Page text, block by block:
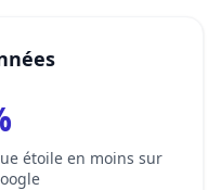
étoile en moins sur